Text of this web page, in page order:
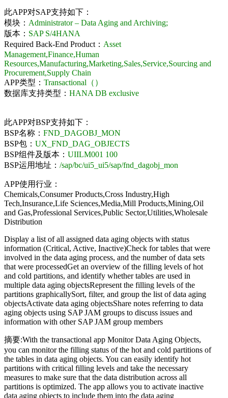
此APP对SAP支持如下：
模块： Administrator – Data Aging and Archiving;
版本： SAP S/4HANA
Required Back-End Product： Asset
Management,Finance,Human
Resources,Manufacturing,Marketing,Sales,Service,Sourcing and
Procurement,Supply Chain
APP类型： Transactional（）
数据库支持类型： HANA DB exclusive
此APP对BSP支持如下：
BSP名称： FND_DAGOBJ_MON
BSP包： UX_FND_DAG_OBJECTS
BSP组件及版本： UIILM001 100
BSP运用地址： /sap/bc/ui5_ui5/sap/fnd_dagobj_mon
APP使用行业：
Chemicals,Consumer Products,Cross Industry,High
Tech,Insurance,Life Sciences,Media,Mill Products,Mining,Oil
and Gas,Professional Services,Public Sector,Utilities,Wholesale
Distribution
Display a list of all assigned data aging objects with status
information (Critical, Active, Inactive)Check for tables that were
involved in the data aging process, and the number of data sets
that were processedGet an overview of the filling levels of hot
and cold partitions, and identify whether tables are used in
multiple data aging objectsRepresent the filling levels of the
partitions graphicallySort, filter, and group the list of data aging
objectsActivate data aging objectsShare notes referring to data
aging objects using SAP JAM groups to discuss issues and
information with other SAP JAM group members
摘要:With the transactional app Monitor Data Aging Objects,
you can monitor the filling status of the hot and cold partitions of
the tables in data aging objects. You can easily identify hot
partitions with critical filling levels and take the necessary
measures to make sure that the data distribution across all
partitions is optimized. The app allows you to activate inactive
data aging objects to include them into the data aging